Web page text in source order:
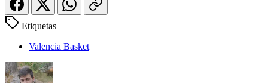
Etiquetas
Valencia Basket